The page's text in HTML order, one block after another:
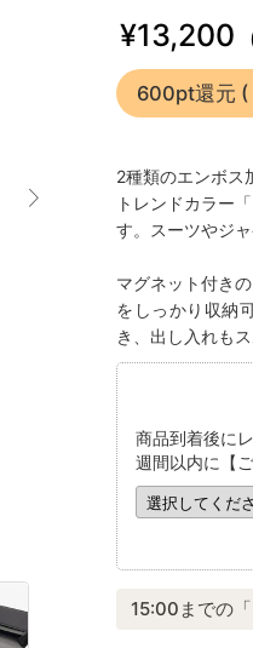
¥13,200
600pt還元 (
2種類のエンボス
トレンドカラー
す。スーツやジ
マグネット付き
をしっかり収納
き、出し入れも
商品到着後に
週間以内に【
15:00までの